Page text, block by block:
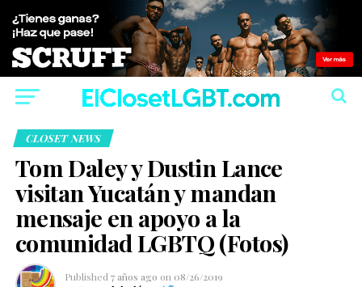
CLOSET NEWS
Tom Daley y Dustin Lance
visitan Yucatán y mandan
mensaje en apoyo a la
comunidad LGBTQ (Fotos)
Published 7 años ago on 08/26/2019